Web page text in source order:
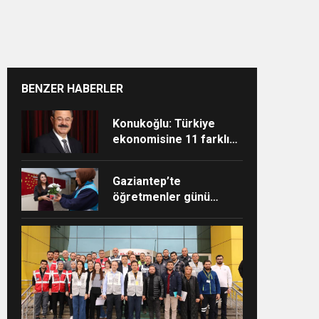
BENZER HABERLER
Konukoğlu: Türkiye
ekonomisine 11 farklı
Gaziantep’te
öğretmenler günü